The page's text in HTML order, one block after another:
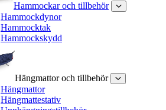
Hammockar och tillbehör
Hammockdynor
Hammocktak
Hammockskydd
Hängmattor och tillbehör
Hängmattor
Hängmattestativ